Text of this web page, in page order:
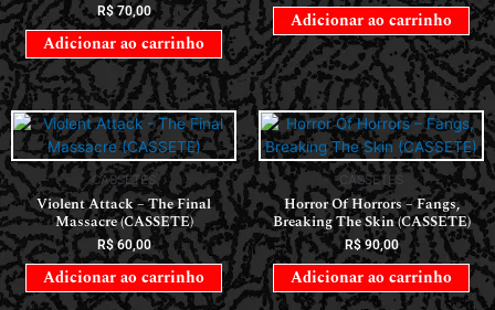
R$70,00
Adicionar ao carrinho
Adicionar ao carrinho
CASSETES
Violent Attack – The Final
Massacre (CASSETE)
R$60,00
Adicionar ao carrinho
CASSETES
Horror Of Horrors ‎– Fangs,
Breaking The Skin (CASSETE)
R$90,00
Adicionar ao carrinho